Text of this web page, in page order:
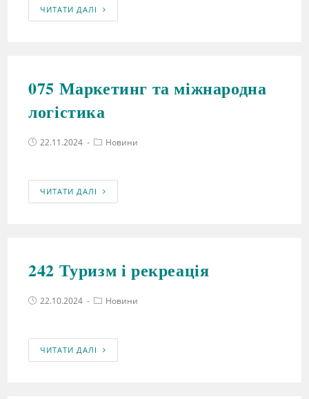
ЧИТАТИ ДАЛІ
075 Маркетинг та міжнародна
логістика
22.11.2024 Новини
ЧИТАТИ ДАЛІ
242 Туризм і рекреація
22.10.2024 Новини
ЧИТАТИ ДАЛІ